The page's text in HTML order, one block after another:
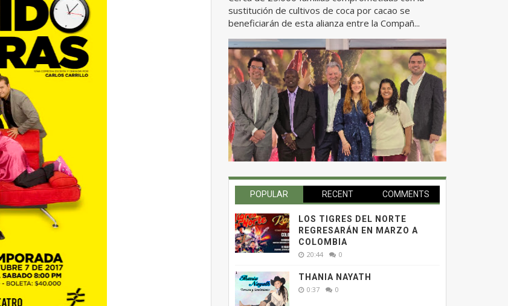
sustitución de cultivos de coca por cacao se
beneficiarán de esta alianza entre la Compañ...
POPULAR RECENT COMMENTS
LOS TIGRES DEL NORTE
REGRESARÁN EN MARZO A
COLOMBIA
20:44 0
THANIA NAYATH
0:37 0